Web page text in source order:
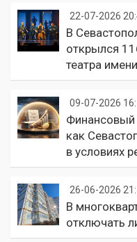
22-07-2026
В
открылся
театра
09-07-2026
как
в условиях
26-06-2026
В
отключать